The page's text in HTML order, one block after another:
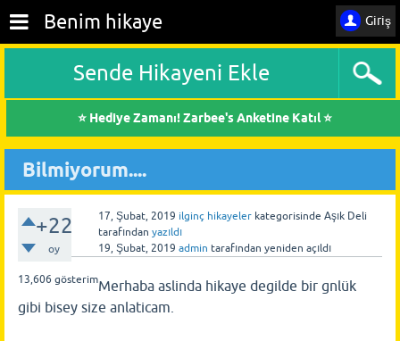
Giriş
Benim hikaye
Sende Hikayeni Ekle
⭐ Hediye Zamanı! Zarbee's Anketine Katıl ⭐
Bilmiyorum....
+22
oy
13,606 gösterim
17, Şubat, 2019 ilginç hikayeler kategorisinde Aşık Deli
tarafından yazıldı
19, Şubat, 2019 admin tarafından yeniden açıldı
Merhaba aslinda hikaye degilde bir gnlük
gibi bisey size anlaticam.